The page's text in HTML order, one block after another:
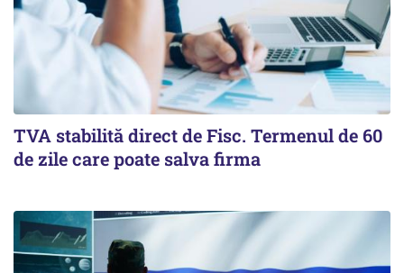
TVA stabilită direct de Fisc. Termenul de 60
de zile care poate salva firma